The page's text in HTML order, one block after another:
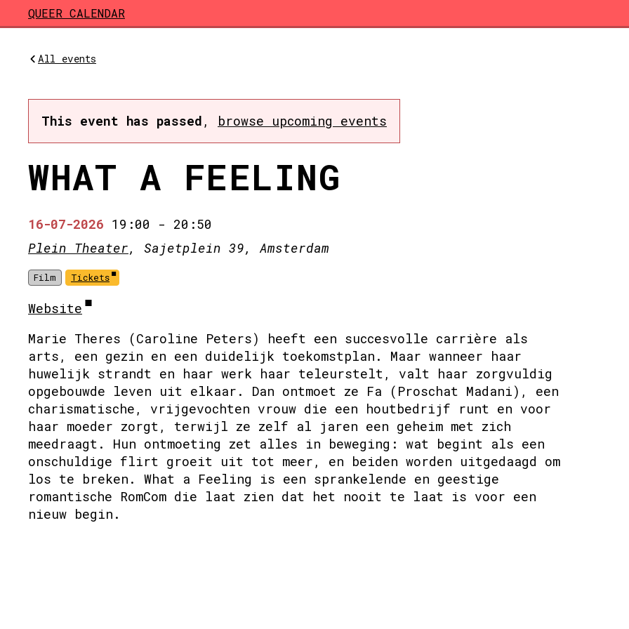
Skip to main content
QUEER CALENDAR
All events
This event has passed , browse upcoming events
WHAT A FEELING
16-07-2026 19:00 - 20:50
Plein Theater, Sajetplein 39, Amsterdam
Film Tickets
Website
Marie Theres (Caroline Peters) heeft een succesvolle carrière als
arts, een gezin en een duidelijk toekomstplan. Maar wanneer haar
huwelijk strandt en haar werk haar teleurstelt, valt haar zorgvuldig
opgebouwde leven uit elkaar. Dan ontmoet ze Fa (Proschat Madani), een
charismatische, vrijgevochten vrouw die een houtbedrijf runt en voor
haar moeder zorgt, terwijl ze zelf al jaren een geheim met zich
meedraagt. Hun ontmoeting zet alles in beweging: wat begint als een
onschuldige flirt groeit uit tot meer, en beiden worden uitgedaagd om
los te breken. What a Feeling is een sprankelende en geestige
romantische RomCom die laat zien dat het nooit te laat is voor een
nieuw begin.